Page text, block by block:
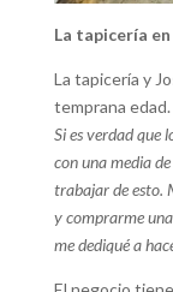
La tapicería
La tapicería y
temprana edad.
Si es verdad que
con una media
trabajar de esto.
y comprarme
me dediqué a